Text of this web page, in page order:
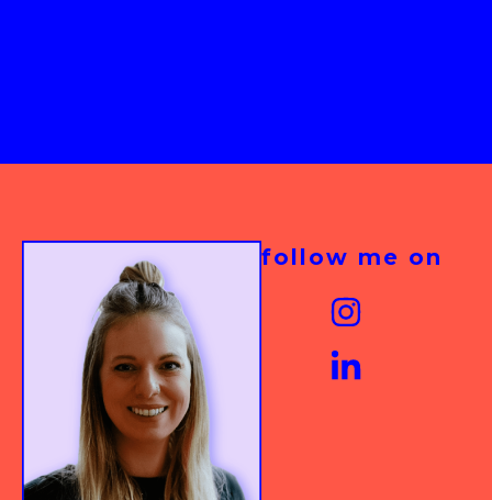
follow me on